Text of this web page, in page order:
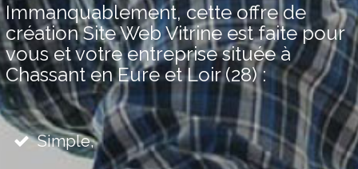
Immanquablement, cette offre de
création Site Web Vitrine est faite pour
vous et votre entreprise située à
Chassant en Eure et Loir (28) :
Simple,